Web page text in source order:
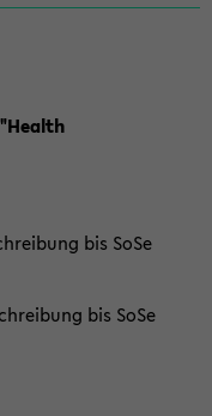
bis SoSe
bis SoSe